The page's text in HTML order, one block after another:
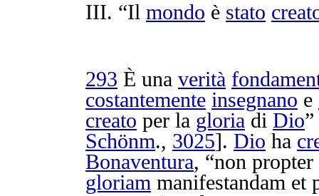
III. “Il mondo è stato
293 È una verità
costantemente insegnano e
creato per la gloria di Dio
Schönm., 3025]. Dio ha
Bonaventura, “non propter
gloriam manifestandam et